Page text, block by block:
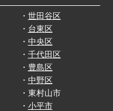
・ 世田谷区
・ 台東区
・ 中央区
・ 千代田区
・ 豊島区
・ 中野区
・東村山市
・ 小平市